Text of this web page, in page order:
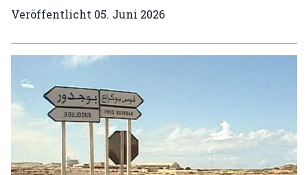
Veröffentlicht 05. Juni 2026